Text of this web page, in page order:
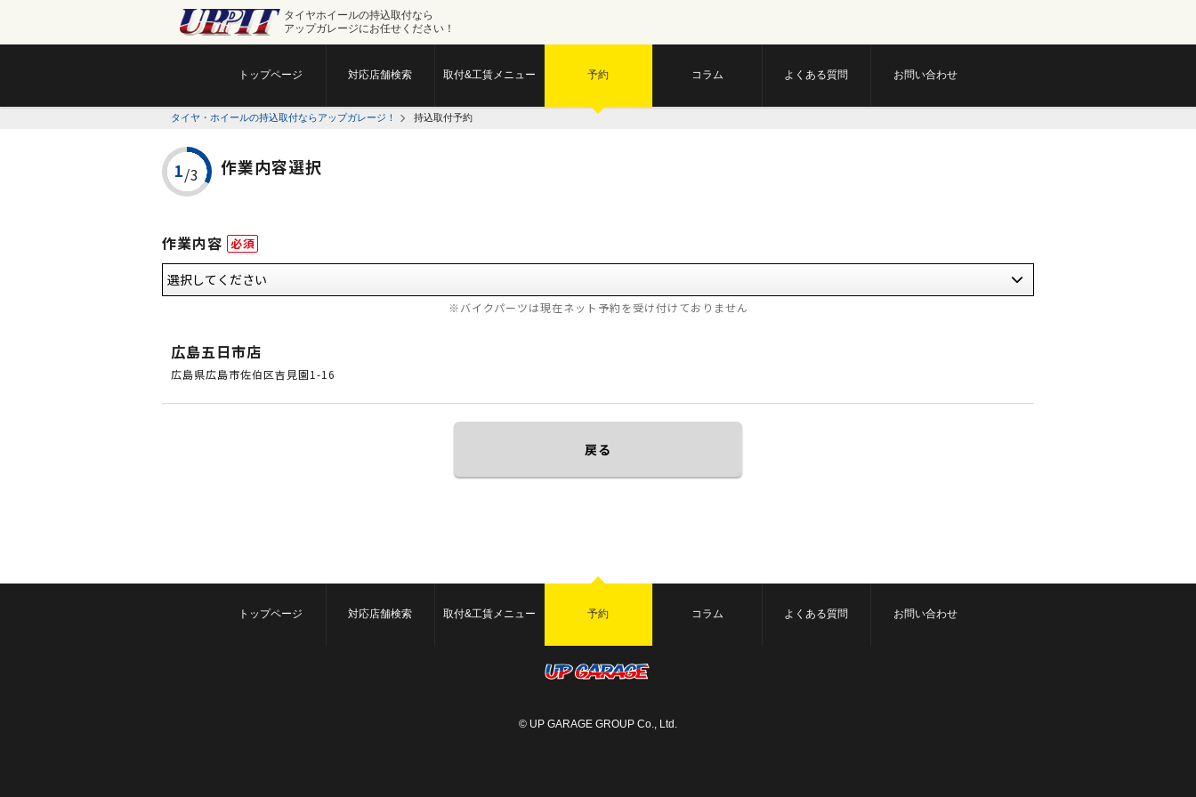
タイヤホイールの持込取付なら
アップガレージにお任せください！
トップページ 対応店舗検索 取付&工賃メニュー 予約 コラム よくある質問 お問い合わせ
タイヤ・ホイールの持込取付ならアップガレージ！ 持込取付予約
作業内容選択
作業内容 必須
※バイクパーツは現在ネット予約を受け付けておりません
広島五日市店
広島県広島市佐伯区吉見園1-16
戻る
トップページ 対応店舗検索 取付&工賃メニュー 予約 コラム よくある質問 お問い合わせ
© UP GARAGE GROUP Co., Ltd.